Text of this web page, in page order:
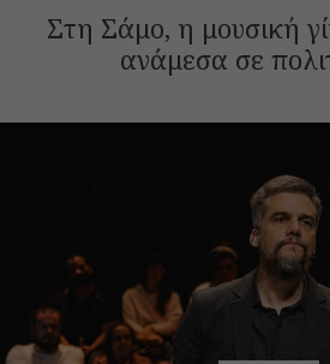
Στη Σάμο, η μουσική
ανάμεσα σε